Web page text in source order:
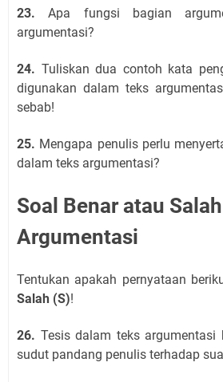
23. Apa fungsi bagian
argumentasi?
24. Tuliskan dua contoh kata
digunakan dalam teks
sebab!
25. Mengapa penulis perlu
dalam teks argumentasi?
Soal Benar atau
Argumentasi
Tentukan apakah pernyataan
Salah (S)!
26. Tesis dalam teks argumentasi
sudut pandang penulis terhadap